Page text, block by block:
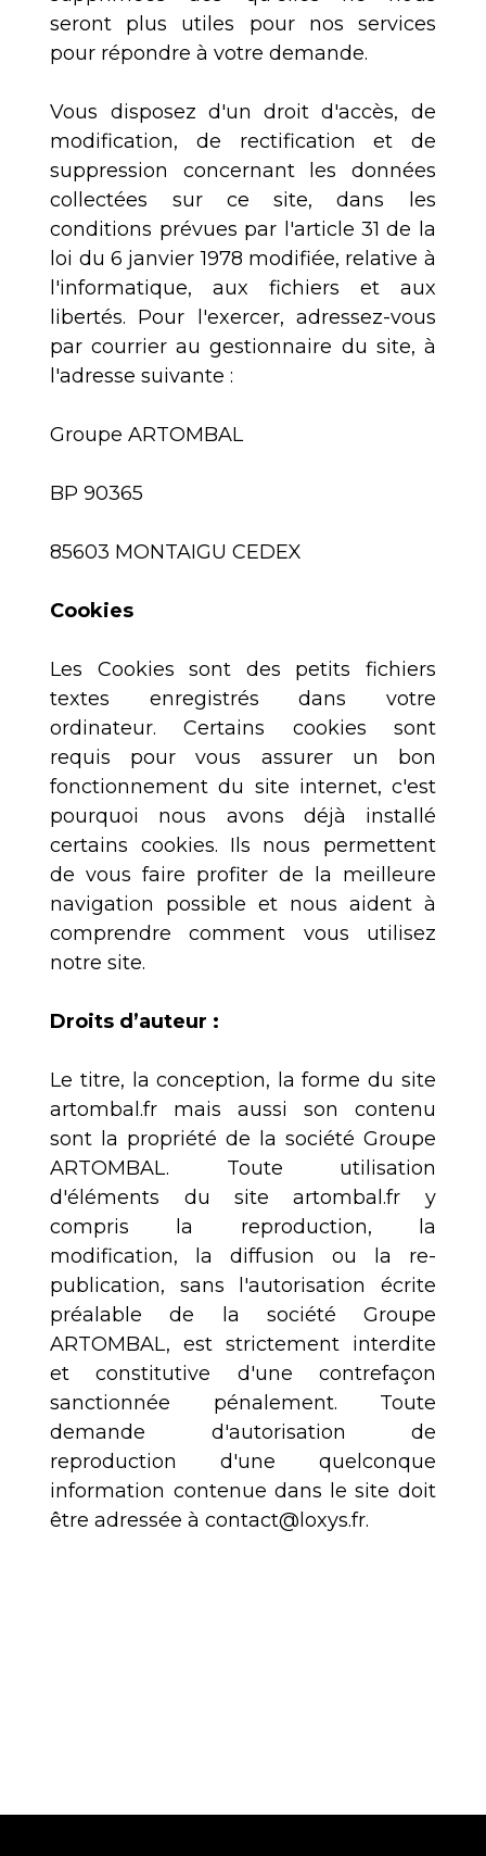
seront plus utiles pour nos services
pour répondre à votre demande.
Vous disposez d'un droit d'accès, de
modification, de rectification et de
suppression concernant les données
collectées sur ce site, dans les
conditions prévues par l'article 31 de la
loi du 6 janvier 1978 modifiée, relative à
l'informatique, aux fichiers et aux
libertés. Pour l'exercer, adressez-vous
par courrier au gestionnaire du site, à
l'adresse suivante :
Groupe ARTOMBAL
BP 90365
85603 MONTAIGU CEDEX
Cookies
Les Cookies sont des petits fichiers
textes enregistrés dans votre
ordinateur. Certains cookies sont
requis pour vous assurer un bon
fonctionnement du site internet, c'est
pourquoi nous avons déjà installé
certains cookies. Ils nous permettent
de vous faire profiter de la meilleure
navigation possible et nous aident à
comprendre comment vous utilisez
notre site.
Droits d’auteur :
Le titre, la conception, la forme du site
artombal.fr mais aussi son contenu
sont la propriété de la société Groupe
ARTOMBAL. Toute utilisation
d'éléments du site artombal.fr y
compris la reproduction, la
modification, la diffusion ou la re-
publication, sans l'autorisation écrite
préalable de la société Groupe
ARTOMBAL, est strictement interdite
et constitutive d'une contrefaçon
sanctionnée pénalement. Toute
demande d'autorisation de
reproduction d'une quelconque
information contenue dans le site doit
être adressée à contact@loxys.fr.